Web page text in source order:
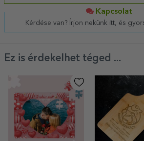
Kapcsolat
Kérdése van? Írjon nekünk itt, és
Ez is érdekelhet téged ...